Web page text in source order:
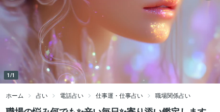
1/1
ホーム 占い 電話占い 仕事運・仕事占い 職場関係占い